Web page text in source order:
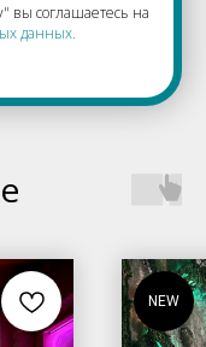
вы соглашаетесь на
данных.
NEW